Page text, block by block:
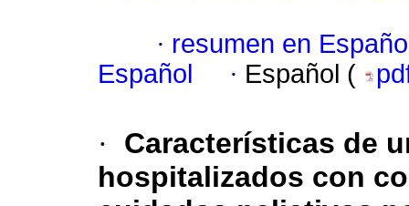
· resumen en
Español
· Español (
·
Características de
hospitalizados con